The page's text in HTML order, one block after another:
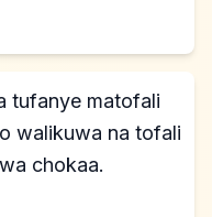
tufanye matofali
walikuwa na tofali
chokaa.